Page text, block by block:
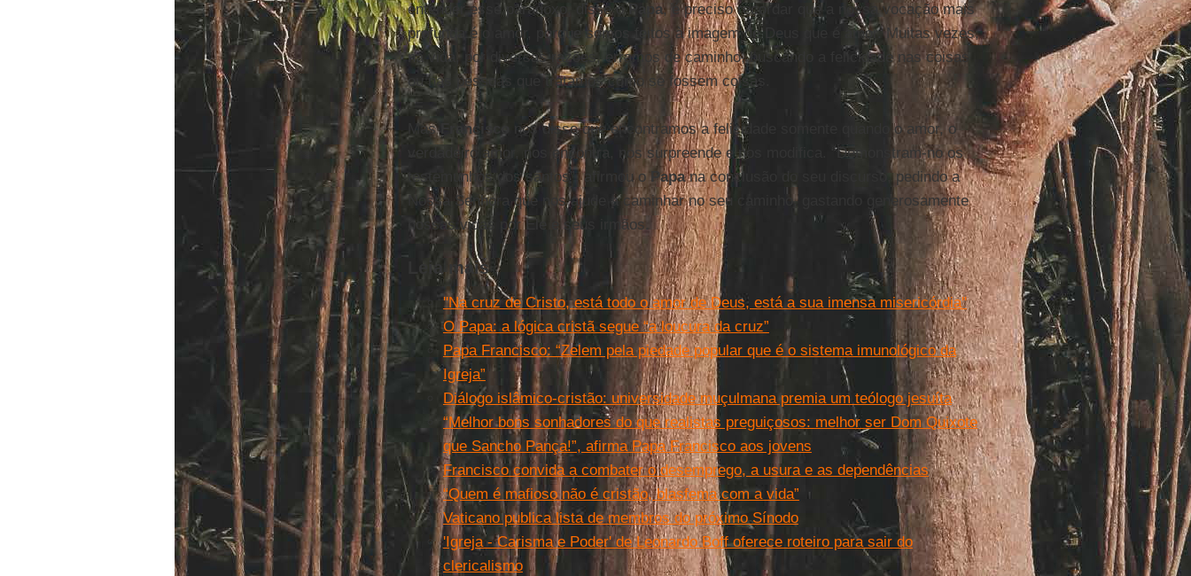
entender esse paradoxo, disse oPapa, é preciso recordar que a nossa vocação mais
profunda é o amor, porque somos feitos à imagem de Deus que é amor. Muitas vezes,
na vida, por diversas razões, erramos de caminho, buscando a felicidade nas coisas
ou nas pessoas que tratamos como se fossem coisas.
Mas Francisco
nos disse que encontramos a felicidade somente quando o amor, o
verdadeiro amor, nos encontra, nos surpreende e nos modifica. “Demonstram-no os
testemunhos dos santos”, afirmou oPapana conclusão do seu discurso, pedindo a
Nossa Senhora que nos ajude a caminhar no seu caminho, gastando generosamente
nossas vidas por Ele e seus irmãos.
Leia mais
''Na cruz de Cristo, está todo o amor de Deus, está a sua imensa misericórdia''
O Papa: a lógica cristã segue “a loucura da cruz”
Papa Francisco: “Zelem pela piedade popular que é o sistema imunológico da
Igreja”
Diálogo islâmico-cristão: universidade muçulmana premia um teólogo jesuíta
“Melhor bons sonhadores do que realistas preguiçosos: melhor ser Dom Quixote
que Sancho Pança!”, afirma Papa Francisco aos jovens
Francisco convida a combater o desemprego, a usura e as dependências
“Quem é mafioso não é cristão, blasfema com a vida”
Vaticano publica lista de membros do próximo Sínodo
'Igreja - Carisma e Poder' de Leonardo Boff oferece roteiro para sair do
clericalismo